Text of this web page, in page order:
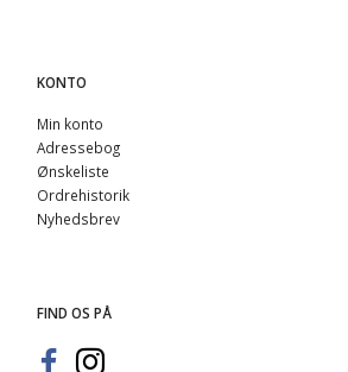
KONTO
Min konto
Adressebog
Ønskeliste
Ordrehistorik
Nyhedsbrev
FIND OS PÅ